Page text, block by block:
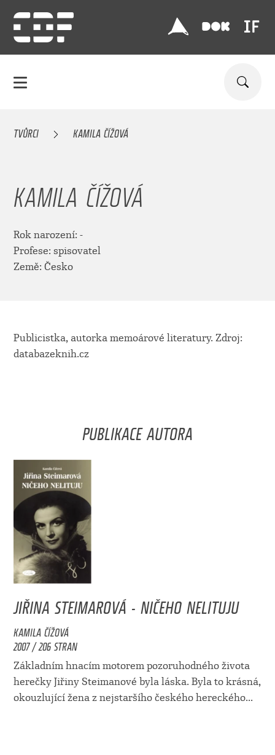
TVŮRCI KAMILA ČÍŽOVÁ
KAMILA ČÍŽOVÁ
Rok narození: -
Profese: spisovatel
Země: Česko
Publicistka, autorka memoárové literatury. Zdroj:
databazeknih.cz
PUBLIKACE AUTORA
JIŘINA STEIMAROVÁ - NIČEHO NELITUJU
KAMILA ČÍŽOVÁ
2007 / 206 STRAN
Základním hnacím motorem pozoruhodného života
herečky Jiřiny Steimanové byla láska. Byla to krásná,
okouzlující žena z nejstaršího českého hereckého...